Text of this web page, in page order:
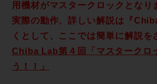
用機材がマスタークロックとなり
実際の動作、詳しい解説は『
くとして、ここでは簡単に解説を
Chiba Lab第４回「マスタークロ
う！！」